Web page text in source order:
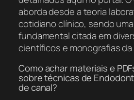
aborda desde a teoria
cotidiano clínico, sendo
fundamental citada em
científicos e monografias da
Como achar materiais e
sobre técnicas de
de canal?